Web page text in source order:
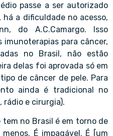
passe a ser autorizado
a dificuldade no acesso,
do A.C.Camargo. Isso
imunoterapias para câncer,
no Brasil, não estão
delas foi aprovada só em
de câncer de pele. Para
ainda é tradicional no
rádio e cirurgia).
no Brasil é em torno de
É impagável. É [um